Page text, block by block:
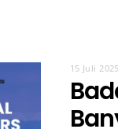
15 Juli 2025